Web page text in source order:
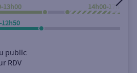
Rechercher
13h00 14h00-17h45
public
RDV